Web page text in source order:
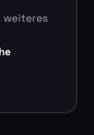
weiteres